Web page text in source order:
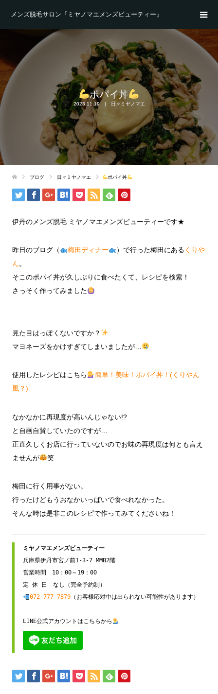
メンズ脱毛サロン『ミヤノマエメンズビューティー』
ポパイ丼
2023.11.19 日々ミヤノマエ
ブログ 日々ミヤノマエ ポパイ丼
伊丹のメンズ脱毛 ミヤノマエメンズビューティーです★
昨日のブログ（ 梅田ディナー ）で行った梅田にある くりや
ん。
そこのポパイ丼が久しぶりに食べたくて、レシピを検索！
さっそく作ってみました
見た目はっぽくないですか？
マヨネーズをかけすぎてしまいましたが…
使用したレシピはこちら
簡単！美味！ポパイ丼！(くりやん
風？)
なかなかに再現度が高いんじゃない!?
と自画自賛していたのですが…
正直久しくお店に行っていないのでお味の再現度は何とも言え
ませんが
笑
梅田に行く用事がない。
行ったけどもうおなかいっぱいで食べれなかった。
そんな時は是非このレシピで作ってみてくださいね！
ミヤノマエメンズビューティー
兵庫県伊丹市宮ノ前1-3-7 MMB2階
営業時間　10：00～19：00
072-777-7879（お客様応対中は出られない可能性があります）
LINE公式アカウントはこちらから